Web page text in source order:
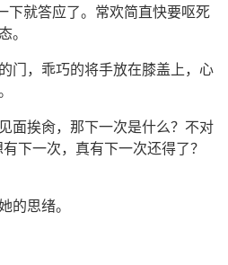
下就答应了。常欢简直快要呕死
。
门，乖巧的将手放在膝盖上，心
面挨肏，那下一次是什么？不对
下一次，真有下一次还得了？
的思绪。